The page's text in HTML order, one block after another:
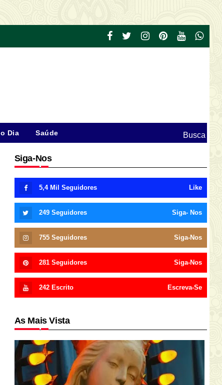
Dia Saúde Busca
Siga-Nos
5,4 Mil Seguidores Like
249 Seguidores Siga- Nos
755 Seguidores Siga-Nos
281 Seguidores Siga-Nos
242 Escrito Escreva-Se
As Mais Vista